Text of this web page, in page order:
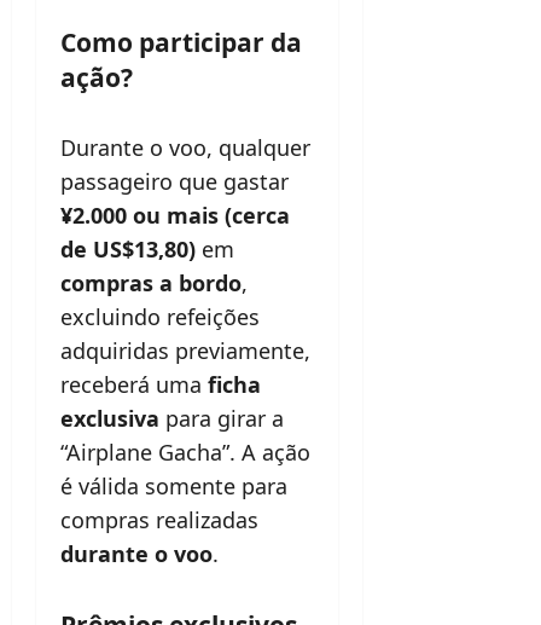
Como participar da
ação?
Durante o voo, qualquer
passageiro que gastar
¥2.000 ou mais (cerca
de US$13,80) em
compras a bordo,
excluindo refeições
adquiridas previamente,
receberá uma ficha
exclusiva para girar a
“Airplane Gacha”. A ação
é válida somente para
compras realizadas
durante o voo.